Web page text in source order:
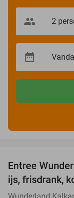
Entree
ijs, frisdrank,